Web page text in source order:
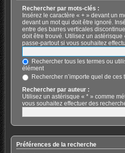
Rechercher par mots-clés :
Insérez le caractère « + » devant un
devant un mot qui doit être ignoré.
entre des barres verticales
doit être trouvé. Utilisez un astérisque
passe-partout si vous souhaitez
Rechercher tous les termes ou
élément
Rechercher n’importe quel de ces
Rechercher par auteur :
Utilisez un astérisque « * » comme
vous souhaitez effectuer des
Préférences de la recherche